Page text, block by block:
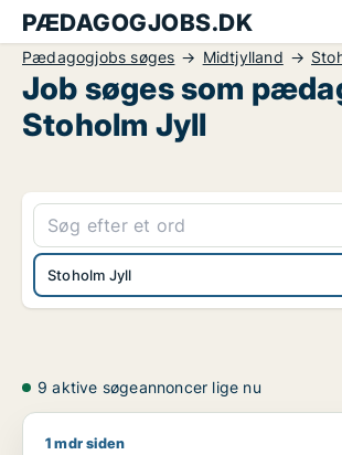
PÆDAGOGJOBS.DK
Pædagogjobs søges Midtjylland
Job søges som
Stoholm Jyll
Stoholm Jyll
9 aktive søgeannoncer lige nu
Sherzad søger job som pædagog
1 mdr siden